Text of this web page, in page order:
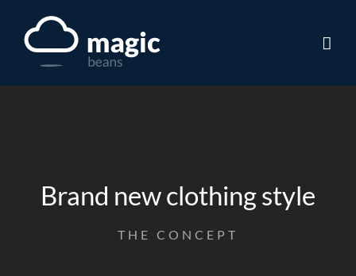
Brand new clothing style
THE CONCEPT